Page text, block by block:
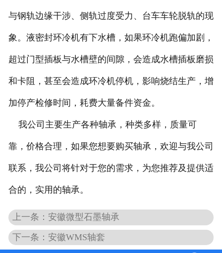
与钢轨边缘干涉、侧轨过度受力、台车车轮脱轨的现
象。液密封环冷机有下水槽，如果环冷机跑偏加剧，
超过门型插板与水槽壁的间隙，会造成水槽插板磨损
和卡阻，甚至会造成环冷机停机，影响烧结生产，增
加停产检修时间，耗费大量备件资金。
我公司主要生产各种轴承，种类多样，质量可
靠，价格合理，如果您想要购买轴承，欢迎与我公司
联系，我公司将针对于您的需求，为您推荐及提供适
合的，实用的轴承。
上一条：安徽微型石墨轴承
下一条：安徽WMS轴套